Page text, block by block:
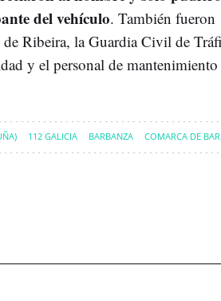
del vehículo. También fueron
Ribeira, la Guardia Civil de
y el personal de mantenimiento
112 GALICIA BARBANZA COMARCA DE